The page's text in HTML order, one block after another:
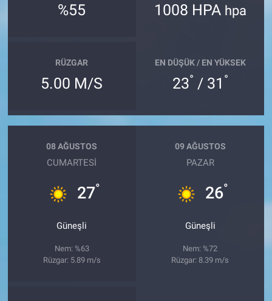
%55 1008 HPA hpa
RÜZGAR
5.00 M/S
EN DÜŞÜK / EN YÜKSEK
23° / 31 °
08 AĞUSTOS
CUMARTESI
27°
Güneşli
Nem: %63
Rüzgar: 5.89 m/s
09 AĞUSTOS
PAZAR
26°
Güneşli
Nem: %72
Rüzgar: 8.39 m/s